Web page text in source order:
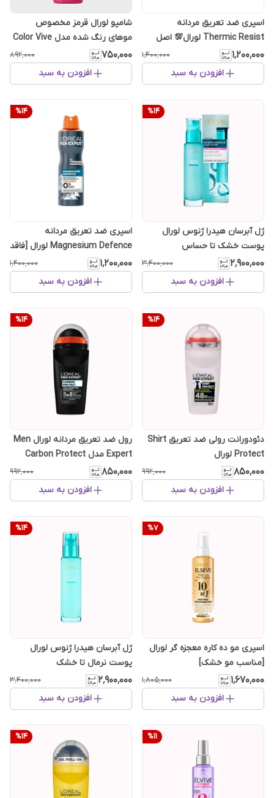
اسپری ضد تعریق مردانه
Thermic Resist لورال💯 اصل
انگلیس
۱٬۲۰۰٬۰۰۰ ۱٬۴۰۰٬۰۰۰
افزودن به سبد
شامپو لورال قرمز مخصوص
موهای رنگ شده مدل Color Vive
السیو Elseve ۳۰۰ میلی‌لیتر
۷۵۰٬۰۰۰ ۸۹۲٬۰۰۰
افزودن به سبد
%14
ژل آبرسان هیدرا ژنوس لورال
پوست خشک تا حساس
۲٬۹۰۰٬۰۰۰ ۳٬۴۰۰٬۰۰۰
افزودن به سبد
%14
اسپری ضد تعریق مردانه
Magnesium Defence لورال [فاقد
آلومینیوم و الکل] 💯 اصل انگلیس
۱٬۲۰۰٬۰۰۰ ۱٬۴۰۰٬۰۰۰
افزودن به سبد
%14
دئودورانت رولی ضد تعریق Shirt
Protect لورال
۸۵۰٬۰۰۰ ۹۹۲٬۰۰۰
افزودن به سبد
%14
رول ضد تعریق مردانه لورال Men
Expert مدل Carbon Protect
۸۵۰٬۰۰۰ ۹۹۲٬۰۰۰
افزودن به سبد
%7
اسپری مو ده کاره معجزه گر لورال
[مناسب مو خشک]
۱٬۶۷۰٬۰۰۰ ۱٬۸۰۵٬۰۰۰
افزودن به سبد
%14
ژل آبرسان هیدرا ژنوس لورال
پوست نرمال تا خشک
۲٬۹۰۰٬۰۰۰ ۳٬۴۰۰٬۰۰۰
افزودن به سبد
%11
%14